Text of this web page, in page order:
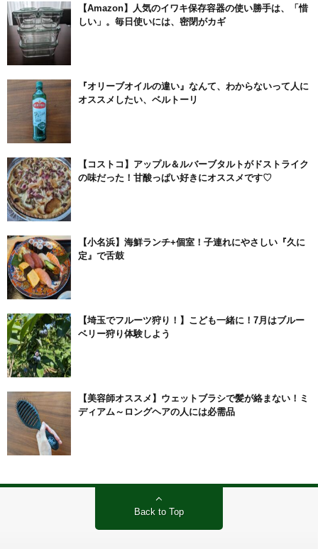
【Amazon】人気のイワキ保存容器の使い勝手は、「惜
しい」。毎日使いには、密閉がカギ
『オリーブオイルの違い』なんて、わからないって人に
オススメしたい、ベルトーリ
【コストコ】アップル＆ルバーブタルトがドストライク
の味だった！甘酸っぱい好きにオススメです♡
【小名浜】海鮮ランチ+個室！子連れにやさしい『久に
定』で舌鼓
【埼玉でフルーツ狩り！】こども一緒に！7月はブルー
ベリー狩り体験しよう
【美容師オススメ】ウェットブラシで髪が絡まない！ミ
ディアム～ロングヘアの人には必需品
Back to Top